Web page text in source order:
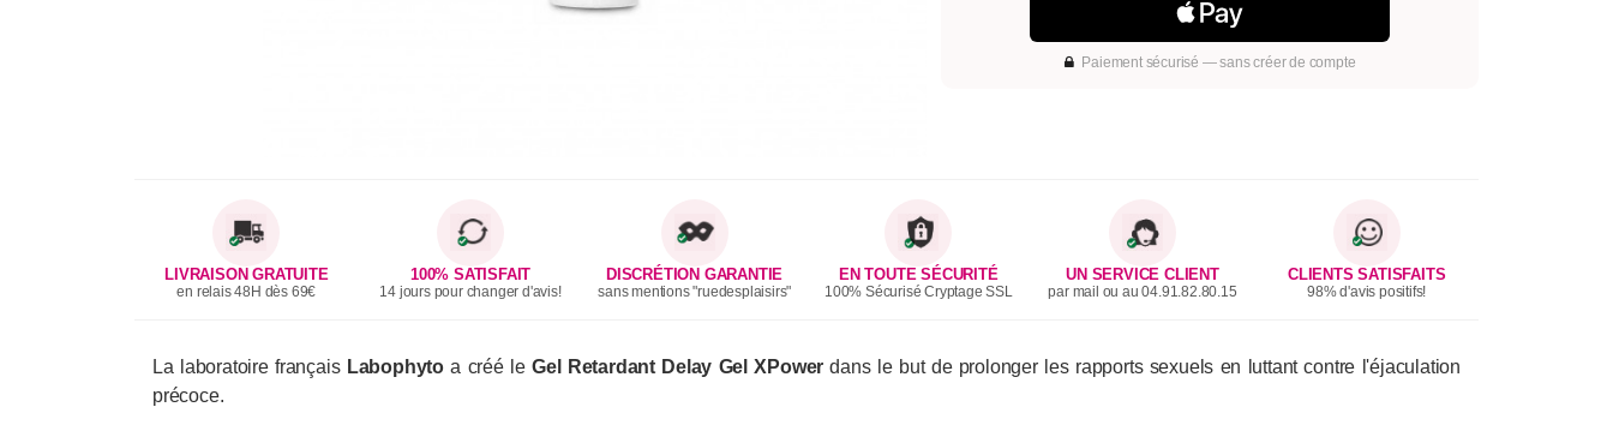
Paiement sécurisé — sans créer de compte
LIVRAISON GRATUITE
en relais 48H dès 69€
100% SATISFAIT
14 jours pour changer d'avis!
DISCRÉTION GARANTIE
sans mentions "ruedesplaisirs"
EN TOUTE SÉCURITÉ
100% Sécurisé Cryptage SSL
UN SERVICE CLIENT
par mail ou au 04.91.82.80.15
CLIENTS SATISFAITS
98% d'avis positifs!
La laboratoire français Labophytoa créé le Gel Retardant Delay Gel XPower dans le but de prolonger les rapports sexuels en luttant contre l'éjaculation
précoce.